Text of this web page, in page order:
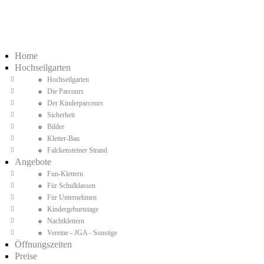
Home
Hochseilgarten
Hochseilgarten
Die Parcours
Der Kinderparcours
Sicherheit
Bilder
Kletter-Bau
Falckensteiner Strand
Angebote
Fun-Klettern
Für Schulklassen
Für Unternehmen
Kindergeburtstage
Nachtklettern
Vereine - JGA - Sonstige
Öffnungszeiten
Preise